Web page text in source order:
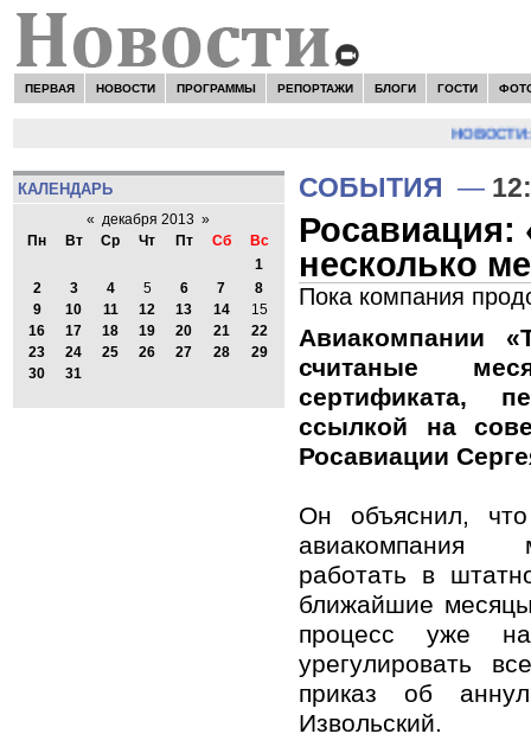
ПЕРВАЯ НОВОСТИ ПРОГРАММЫ РЕПОРТАЖИ БЛОГИ ГОСТИ
НОВОСТИ:
КАЛЕНДАРЬ
« декабря 2013 »
Пн
Вт Ср Чт Пт Сб
Вс
1
2
3 4 5 6 7
8
9
10 11 12 13 14
15
16
17 18 19 20 21
22
23
24 25 26 27 28
29
30
31
СОБЫТИЯ —
Росавиация:
несколько
Пока компания
Авиакомпании
считаные
сертификата,
ссылкой на
Росавиации
Он объяснил,
авиакомпания
работать в
ближайшие
процесс уже
урегулировать
приказ об
Извольский.